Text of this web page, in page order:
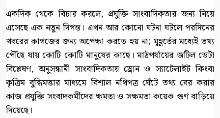
একদিক থেকে বিচার করলে, প্রযুক্তি সাংবাদিকতার জন্য নিয়ে
এসেছে এক নতুন দিগন্ত। এখন আর কোনো ঘটনা ঘটলে পরদিনের
খবরের কাগজের জন্য অপেক্ষা করতে হয় না; মুহূর্তের মধ্যেই তথ্য
পৌঁছে যায় কোটি কোটি মানুষের কাছে। মাঠপর্যায়ের জটিল ডেটা
বিশ্লেষণ, অনুসন্ধানী সাংবাদিকতায় ড্রোন ও স্যাটেলাইট কিংবা
কৃত্রিম বুদ্ধিমত্তার মাধ্যমে বিশাল নথিপত্র ঘেঁটে তথ্য বের করার
কাজ প্রযুক্তি সংবাদকর্মীদের ক্ষমতা ও সক্ষমতা কয়েক গুণ বাড়িয়ে
দিয়েছে।